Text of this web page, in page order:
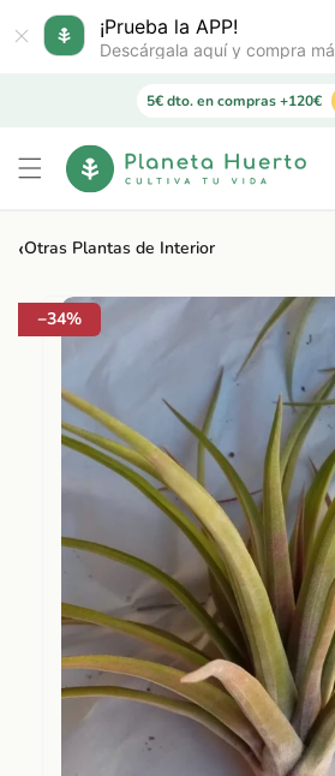
¡Prueba la APP!
Descárgala aquí y compra
directamente
al contenido
5€ dto. en compras +120€
‹Otras Plantas de Interior
a la
información
del producto
−34%